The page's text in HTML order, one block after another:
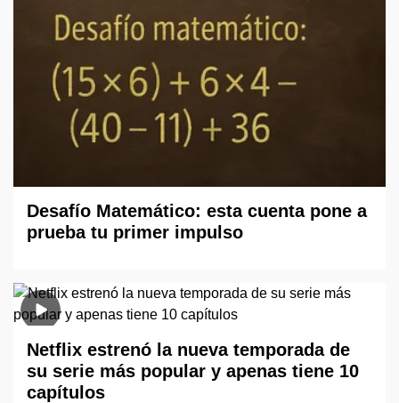
Desafío Matemático: esta cuenta pone a
prueba tu primer impulso
Netflix estrenó la nueva temporada de
su serie más popular y apenas tiene 10
capítulos